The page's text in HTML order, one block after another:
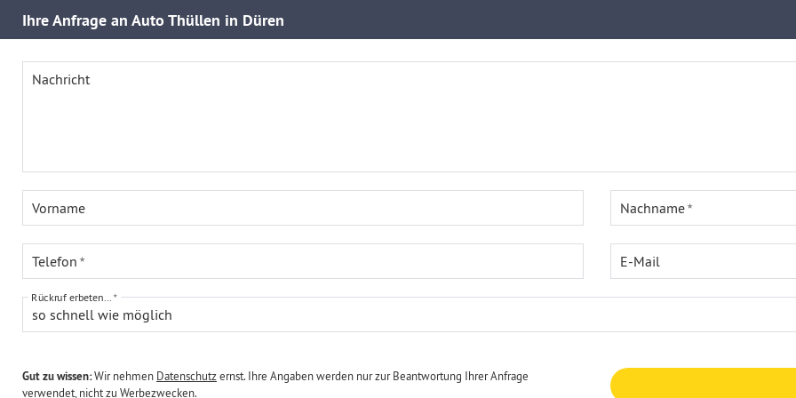
IhreAnfrage an Auto Thüllen in Düren
Nachricht
Vorname Nachname
Telefon E-Mail
so schnell wie möglich
Rückruf erbeten...
Gut zu wissen:Wir nehmen Datenschutzernst. Ihre Angaben werden nur zur Beantwortung Ihrer Anfrage
verwendet, nicht zu Werbezwecken.